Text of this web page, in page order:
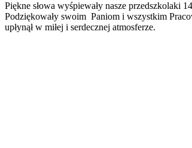
NARODOWEJ
W
„MUZYCZNEJ
Piękne słowa wyśpiewały nasze
Podziękowały swoim Paniom i wszystkim
upłynął w miłej i serdecznej atmosferze.